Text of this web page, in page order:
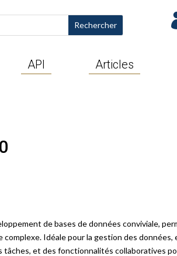
API Articles
de bases de données conviviale,
Idéale pour la gestion des données,
et des fonctionnalités collaboratives